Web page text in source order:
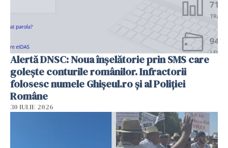
Alertă DNSC: Noua înșelătorie prin SMS care
golește conturile românilor. Infractorii
folosesc numele Ghișeul.ro și al Poliției
Române
30 IULIE 2026